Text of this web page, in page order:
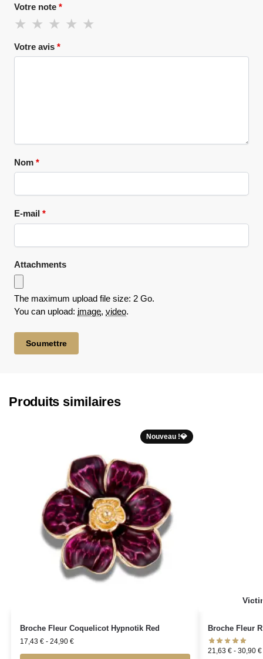
Votre note *
Votre avis *
Nom *
E-mail *
Attachments
The maximum upload file size: 2 Go.
You can upload: image, video.
Produits similaires
Nouveau !💎
Broche Fleur Coquelicot Hypnotik Red
17,43 €- 24,90 €
Broche Fleur
21,63 €- 30,90 €